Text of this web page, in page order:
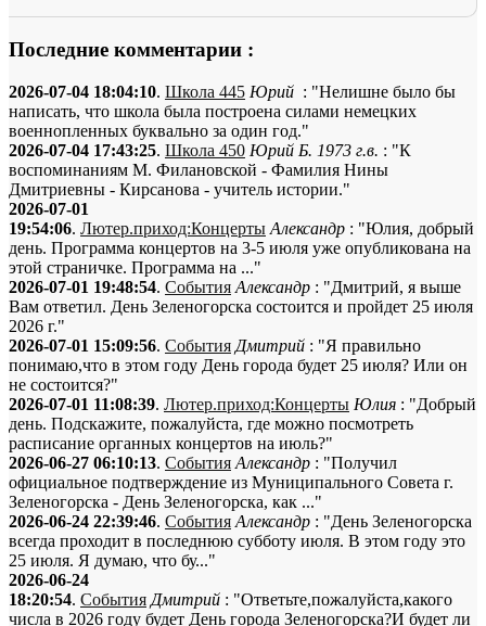
Последние комментарии :
2026-07-04 18:04:10. Школа 445 Юрий : "Нелишне было бы
написать, что школа была построена силами немецких
военнопленных буквально за один год."
2026-07-04 17:43:25. Школа 450 Юрий Б. 1973 г.в. : "К
воспоминаниям М. Филановской - Фамилия Нины
Дмитриевны - Кирсанова - учитель истории."
2026-07-01
19:54:06. Лютер.приход:Концерты Александр : "Юлия, добрый
день. Программа концертов на 3-5 июля уже опубликована на
этой страничке. Программа на ..."
2026-07-01 19:48:54. События Александр : "Дмитрий, я выше
Вам ответил. День Зеленогорска состоится и пройдет 25 июля
2026 г."
2026-07-01 15:09:56. События Дмитрий : "Я правильно
понимаю,что в этом году День города будет 25 июля? Или он
не состоится?"
2026-07-01 11:08:39. Лютер.приход:Концерты Юлия : "Добрый
день. Подскажите, пожалуйста, где можно посмотреть
расписание органных концертов на июль?"
2026-06-27 06:10:13. События Александр : "Получил
официальное подтверждение из Муниципального Совета г.
Зеленогорска - День Зеленогорска, как ..."
2026-06-24 22:39:46. События Александр : "День Зеленогорска
всегда проходит в последнюю субботу июля. В этом году это
25 июля. Я думаю, что бу..."
2026-06-24
18:20:54. События Дмитрий : "Ответьте,пожалуйста,какого
числа в 2026 году будет День города Зеленогорска?И будет ли